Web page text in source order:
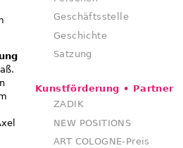
Geschäftsstelle
Geschichte
Satzung
Kunstförderung • Partner
ZADIK
NEW POSITIONS
ART COLOGNE-Preis